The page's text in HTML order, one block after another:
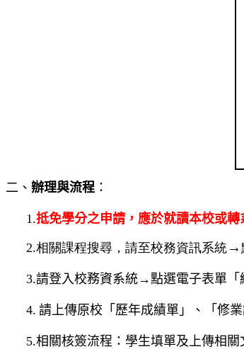
二、 辦理與流程 ：
1.抵免學分之申請，應於就讀本校或
2.相關課程搜尋，請至校務資訊系統→
3.請登入校務資系統→點選電子表單「
4. 請上傳原校「歷年成績單」、「修業
5.相關核簽流程：學生填單及上傳相